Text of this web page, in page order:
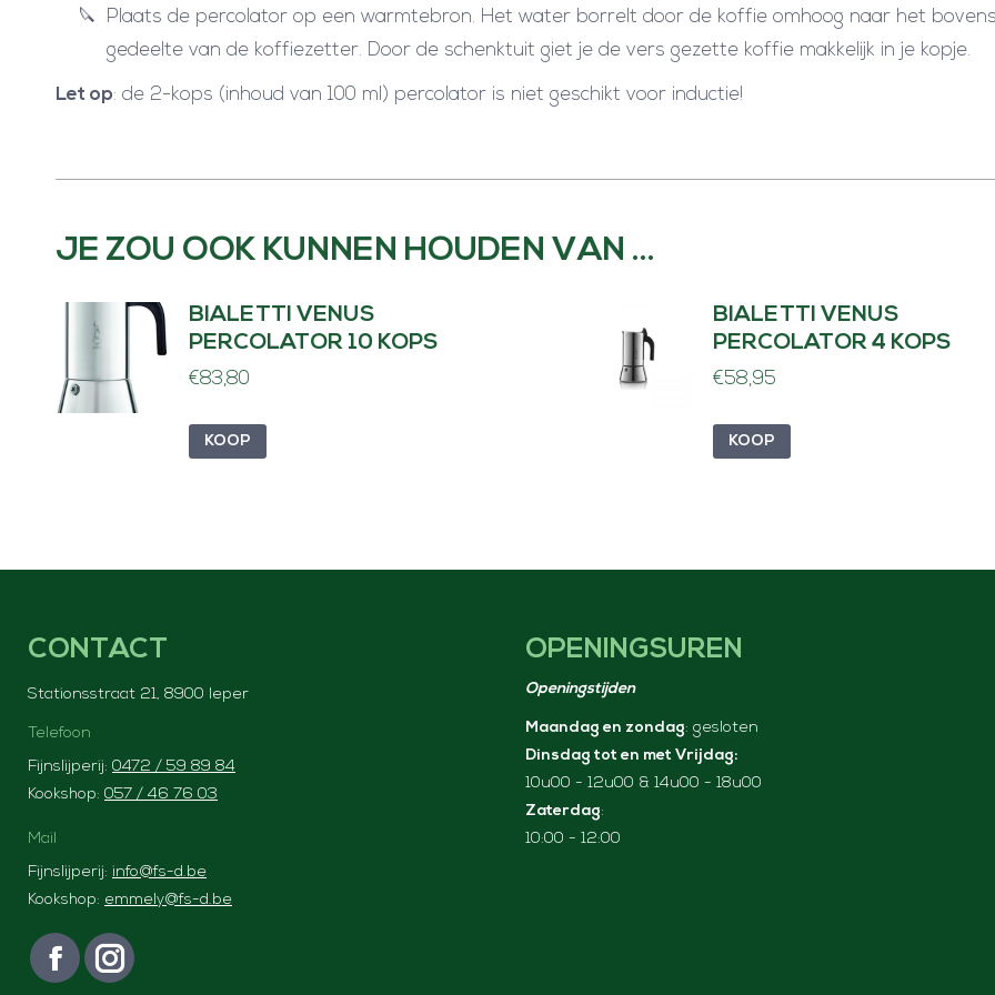
Plaats de percolator op een warmtebron. Het water borrelt door de koffie omhoog naar het
gedeelte van de koffiezetter. Door de schenktuit giet je de vers gezette koffie makkelijk in je kopje.
Let op: de 2-kops (inhoud van 100 ml) percolator is niet geschikt voor inductie!
JE ZOU OOK KUNNEN HOUDEN VAN …
BIALETTI VENUS
PERCOLATOR 10 KOPS
€83,80
KOOP
BIALETTI VENUS
PERCOLATOR 4 KOPS
€58,95
KOOP
CONTACT
Stationsstraat 21, 8900 Ieper
Telefoon
Fijnslijperij: 0472 / 59 89 84
Kookshop: 057 / 46 76 03
Mail
Fijnslijperij: info@fs-d.be
Kookshop: emmely@fs-d.be
Vind ons op:
F
I
OPENINGSUREN
Openingstijden
Maandag en zondag: gesloten
Dinsdag tot en met Vrijdag:
10u00 - 12u00 & 14u00 - 18u00
Zaterdag:
10:00 - 12:00